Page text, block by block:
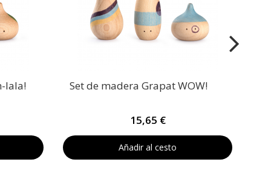
lala! Set de madera Grapat WOW!
15,65 €
Añadir al cesto